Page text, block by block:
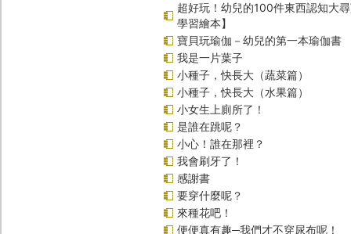
超好玩！幼兒的100件東西認知大
學習繪本】
寶貝玩瑜伽－幼兒的第一本瑜伽書
我是一片葉子
小種子，快長大（蔬菜篇）
小種子，快長大（水果篇）
小女生上廁所了！
是誰在跳呢？
小心！誰在那裡？
我會刷牙了！
感謝書
要穿什麼呢？
來種花吧！
便便真有趣─我們才不穿尿布呢！